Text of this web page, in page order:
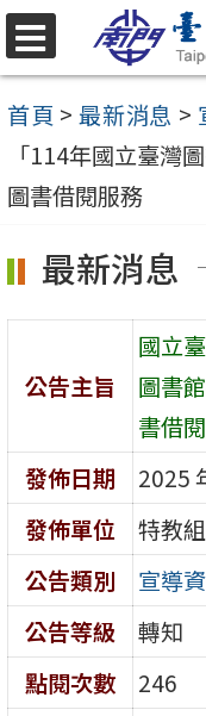
跳
至
主
內
區
選
單
首頁 > 最新消息 >
「114年國立臺灣
圖書借閱服務
最新消息
公告主旨
國立
圖書
書借
發佈日期
2025
發佈單位
特教組
公告類別
宣導
公告等級
轉知
點閱次數
246